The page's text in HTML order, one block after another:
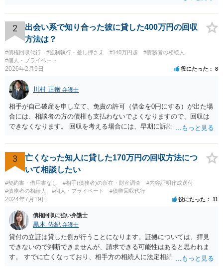
護受給の際に扶養できないかという連絡が役所から来ますが、できな
い旨回答すればそれまでです。 相続が開始した場合については先述の
通りです。 民法上の扶養義務はご相談者さまがお考えのほど強いもの
ではありません。 あくまでも、余力の範囲で認められるものです。 親
の介護は子供がみるという民法の条文はありません。 また、親に対す
る扶養義務は配偶者や子に対する扶養義務に比べて弱いものです。 生
養義務の順位を下げる一つの理由になります。
2
出会い系で知り合った彼に貸した400万円の回収
方法は？
#債権回収代行 #強制執行・差し押さえ #140万円超
#債務者の相続人
#個人・プライベート
2026年2月9日 役にたった 8
川村 正衡 弁護士
相手が自己破産を申し立て、免責の許可（借金を0円にする）が出た場
合には、相談者の方の債権も支払わないでよくなりますので、回収は
できなくなります。 回収を考える場合には、早期に訴訟提起などを進
3
亡くなった知人に貸した170万円の回収方法につ
いて相談したい
#契約書・借用書なし #相手(債務者)の所在・財産調査
#内容証明作成送付
#債務者の相続人
#個人・プライベート #債権回収代行
2024年7月19日 役にたった 11
債権回収に強い弁護士
黒木 佐紀 弁護士
貸付の立証は貸した側が行うことになります。証拠については、拝見
できないので判断できませんが、請求できる可能性はあると思われま
す。 すでに亡くなっており、相手方の相続人に法定相続分に応じて請